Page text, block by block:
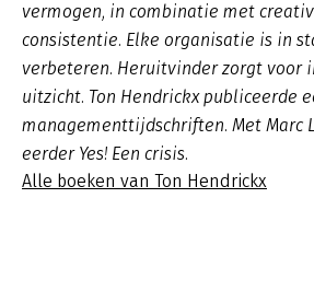
vermogen, in combinatie met
consistentie. Elke organisatie is in
verbeteren. Heruitvinder zorgt voor
uitzicht. Ton Hendrickx publiceerde
managementtijdschriften. Met Marc
eerder Yes! Een crisis.
Alle boeken van Ton Hendrickx